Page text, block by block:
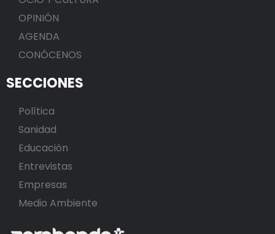
OPINIÓN
AGENDA
CONÓCENOS
SECCIONES
Política
Sanidad
Educación
Entrevistas
Empresas
Medio Ambiente